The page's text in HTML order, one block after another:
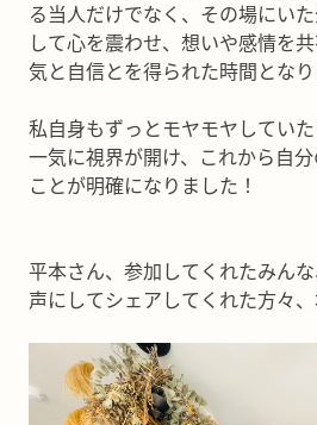
る当人だけでなく、その場にい
して心を震わせ、想いや感情を
気と自信とを得られた時間となり
私自身もずっとモヤモヤしていた
一気に視界が開け、これから自
ことが明確になりました！
平本さん、参加してくれたみん
声にしてシェアしてくれた方々